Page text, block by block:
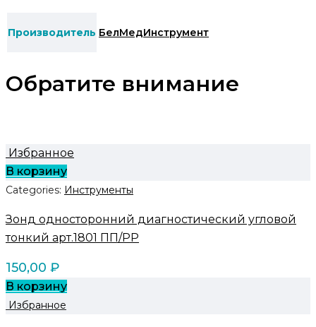
Производитель БелМедИнструмент
Обратите внимание
Избранное
В корзину
Categories: Инструменты
Зонд односторонний диагностический угловой
тонкий арт.1801 ПП/PP
150,00 ₽
В корзину
Избранное